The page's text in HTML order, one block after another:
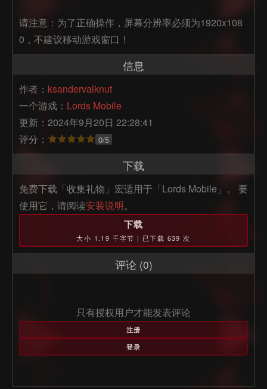
请注意：为了正确操作，屏幕分辨率必须为1920x108
0，不建议移动游戏窗口！
信息
作者： ksandervalknut
一个游戏： Lords Mobile
更新：2024年9月20日 22:28:41
评分：
0/5
下载
免费下载「收集礼物」宏适用于「Lords Mobile」。 要
使用它，请阅读安装说明。
下载
大小 1.19 千字节 | 已下载 639 次
评论 (0)
只有授权用户才能发表评论
注册
登录